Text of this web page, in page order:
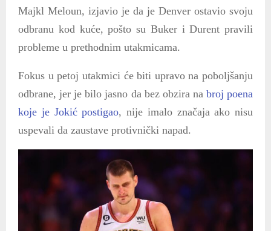
Majkl Meloun, izjavio je da je Denver ostavio svoju
odbranu kod kuće, pošto su Buker i Durent pravili
probleme u prethodnim utakmicama.
Fokus u petoj utakmici će biti upravo na poboljšanju
odbrane, jer je bilo jasno da bez obzira na broj poena
koje je Jokić postigao, nije imalo značaja ako nisu
uspevali da zaustave protivnički napad.